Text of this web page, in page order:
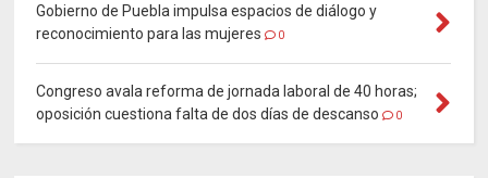
Gobierno de Puebla impulsa espacios de diálogo y
reconocimiento para las mujeres
0
Congreso avala reforma de jornada laboral de 40 horas;
oposición cuestiona falta de dos días de descanso
0